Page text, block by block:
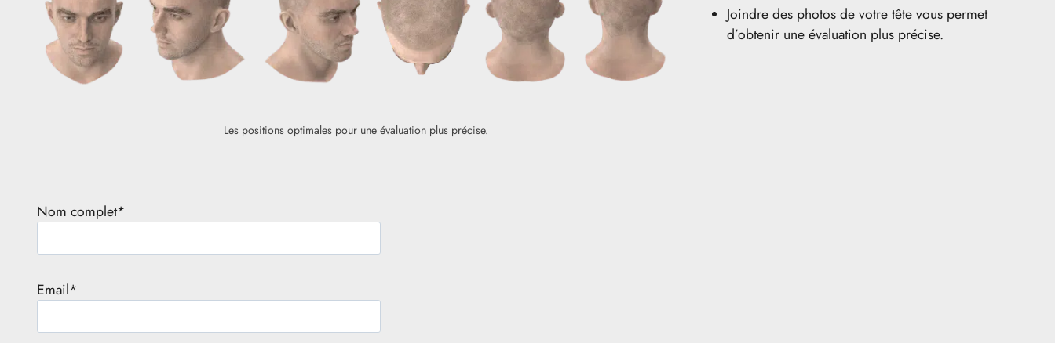
Les positions optimales pour une évaluation plus précise.
Joindre des photos de votre tête vous permet
d’obtenir une évaluation plus précise.
Nom complet*
Email*